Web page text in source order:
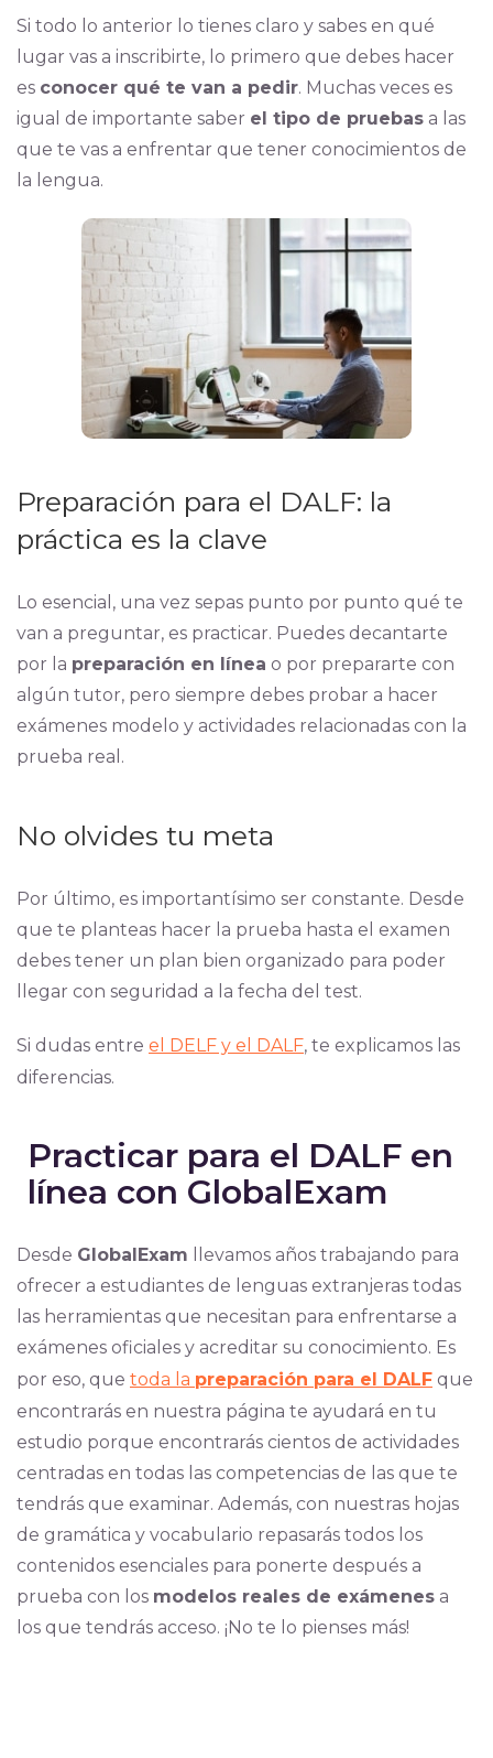
Si todo lo anterior lo tienes claro y sabes en qué
lugar vas a inscribirte, lo primero que debes hacer
es conocer qué te van a pedir. Muchas veces es
igual de importante saber el tipo de pruebas a las
que te vas a enfrentar que tener conocimientos de
la lengua.
Preparación para el DALF: la
práctica es la clave
Lo esencial, una vez sepas punto por punto qué te
van a preguntar, es practicar. Puedes decantarte
por la preparación en línea o por prepararte con
algún tutor, pero siempre debes probar a hacer
exámenes modelo y actividades relacionadas con la
prueba real.
No olvides tu meta
Por último, es importantísimo ser constante. Desde
que te planteas hacer la prueba hasta el examen
debes tener un plan bien organizado para poder
llegar con seguridad a la fecha del test.
Si dudas entre el DELF y el DALF, te explicamos las
diferencias.
Practicar para el DALF en
línea con GlobalExam
Desde GlobalExam llevamos años trabajando para
ofrecer a estudiantes de lenguas extranjeras todas
las herramientas que necesitan para enfrentarse a
exámenes oficiales y acreditar su conocimiento. Es
por eso, que toda la preparación para el DALF que
encontrarás en nuestra página te ayudará en tu
estudio porque encontrarás cientos de actividades
centradas en todas las competencias de las que te
tendrás que examinar. Además, con nuestras hojas
de gramática y vocabulario repasarás todos los
contenidos esenciales para ponerte después a
prueba con los modelos reales de exámenes a
los que tendrás acceso. ¡No te lo pienses más!